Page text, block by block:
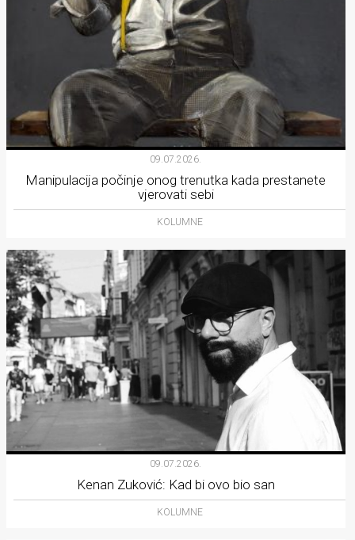
09.07.2026.
Manipulacija počinje onog trenutka kada prestanete
vjerovati sebi
KOLUMNE
09.07.2026.
Kenan Zuković: Kad bi ovo bio san
KOLUMNE